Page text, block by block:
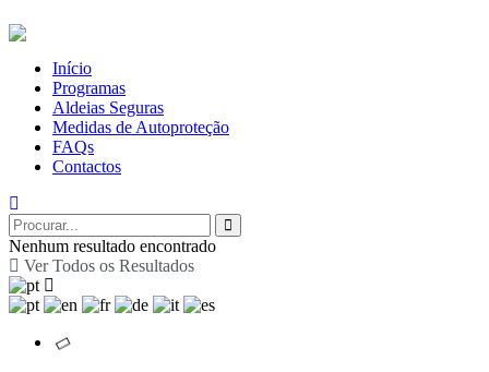
Início
Programas
Aldeias Seguras
Medidas de Autoproteção
FAQs
Contactos
Nenhum resultado encontrado
Ver Todos os Resultados